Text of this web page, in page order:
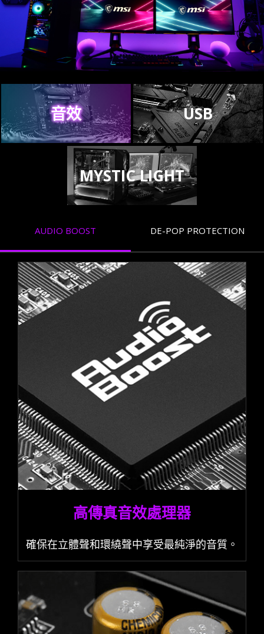
音效 USB
MYSTIC LIGHT
AUDIO BOOST DE-POP PROTECTION
高傳真音效處理器
確保在立體聲和環繞聲中享受最純淨的音質。